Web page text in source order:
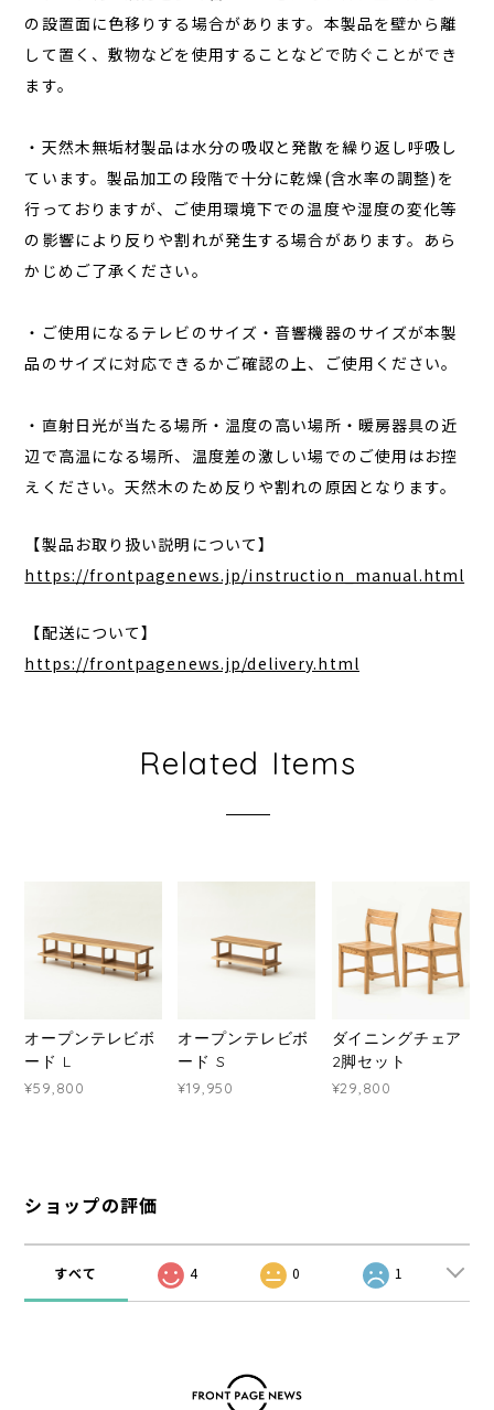
の設置面に色移りする場合があります。本製品を壁から離
して置く、敷物などを使用することなどで防ぐことができ
ます。
・天然木無垢材製品は水分の吸収と発散を繰り返し呼吸し
ています。製品加工の段階で十分に乾燥(含水率の調整)を
行っておりますが、ご使用環境下での温度や湿度の変化等
の影響により反りや割れが発生する場合があります。あら
かじめご了承ください。
・ご使用になるテレビのサイズ・音響機器のサイズが本製
品のサイズに対応できるかご確認の上、ご使用ください。
・直射日光が当たる場所・温度の高い場所・暖房器具の近
辺で高温になる場所、温度差の激しい場でのご使用はお控
えください。天然木のため反りや割れの原因となります。
【製品お取り扱い説明について】
https://frontpagenews.jp/instruction_manual.html
【配送について】
https://frontpagenews.jp/delivery.html
Related Items
オープンテレビボ
ード L
¥59,800
オープンテレビボ
ード S
¥19,950
ダイニングチェア
2脚セット
¥29,800
ショップの評価
すべて 4 0 1